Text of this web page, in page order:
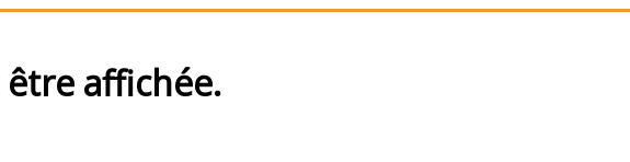
affichée.